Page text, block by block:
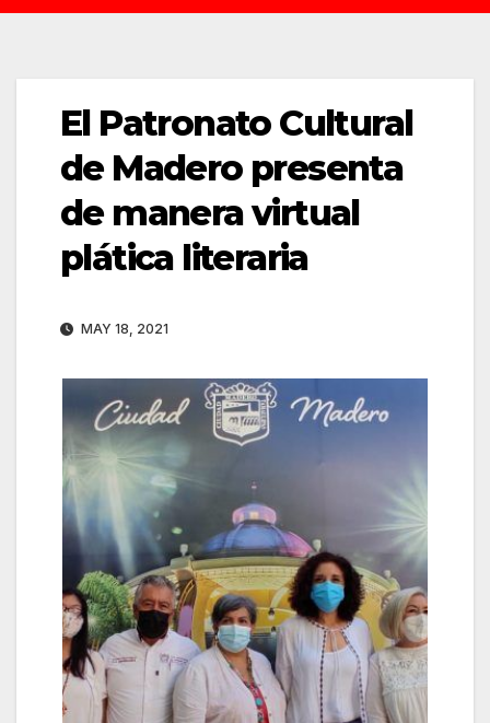
El Patronato Cultural
de Madero presenta
de manera virtual
plática literaria
MAY 18, 2021